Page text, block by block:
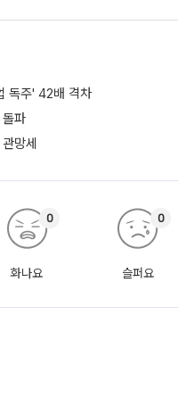
독주' 42배 격차
파
망세
화나요
0
슬퍼요
0